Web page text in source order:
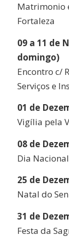
Matrimonio
Fortaleza
09 a 11 de
domingo)
Encontro c/
Serviços e
01 de
Vigília pela
08 de
Dia
25 de
Natal do
31 de
Festa da